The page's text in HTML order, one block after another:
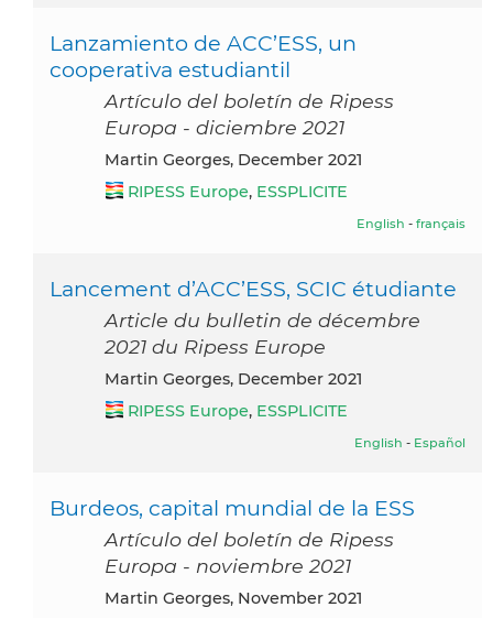
Lanzamiento de ACC’ESS, un
cooperativa estudiantil
Artículo del boletín de Ripess
Europa - diciembre 2021
Martin Georges, December 2021
RIPESS Europe, ESSPLICITE
English - français
Lancement d’ACC’ESS, SCIC étudiante
Article du bulletin de décembre
2021 du Ripess Europe
Martin Georges, December 2021
RIPESS Europe, ESSPLICITE
English - Español
Burdeos, capital mundial de la ESS
Artículo del boletín de Ripess
Europa - noviembre 2021
Martin Georges, November 2021